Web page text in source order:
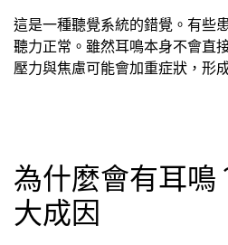
這是一種聽覺系統的錯覺。有些
聽力正常。雖然耳鳴本身不會直
壓力與焦慮可能會加重症狀，形
為什麼會有耳鳴
大成因